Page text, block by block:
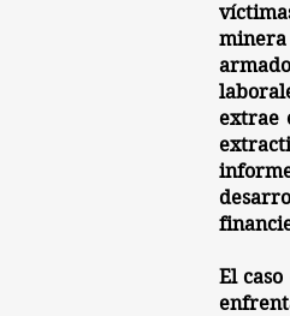
extrae
El caso